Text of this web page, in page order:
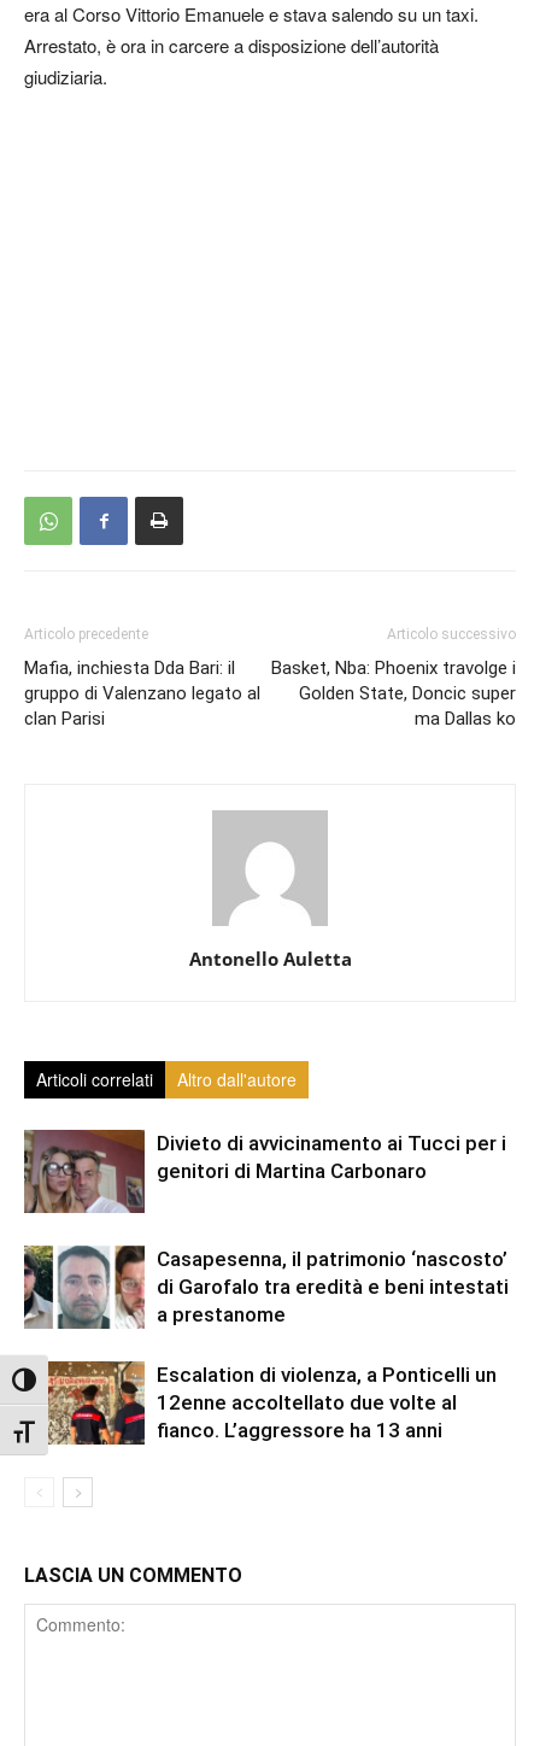
Attiva/disattiva alto contrasto
Attiva/disattiva dimensione testo
era al Corso Vittorio Emanuele e stava salendo su un taxi.
Arrestato, è ora in carcere a disposizione dell’autorità
giudiziaria.
Articolo precedente
Mafia, inchiesta Dda Bari: il
gruppo di Valenzano legato al
clan Parisi
Articolo successivo
Basket, Nba: Phoenix travolge i
Golden State, Doncic super
ma Dallas ko
Antonello Auletta
Articoli correlati Altro dall'autore
Divieto di avvicinamento ai Tucci per i
genitori di Martina Carbonaro
Casapesenna, il patrimonio ‘nascosto’
di Garofalo tra eredità e beni intestati
a prestanome
Escalation di violenza, a Ponticelli un
12enne accoltellato due volte al
fianco. L’aggressore ha 13 anni
LASCIA UN COMMENTO
Comment